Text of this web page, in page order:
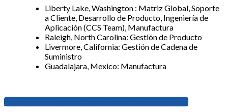
Liberty Lake, Washington : Matriz Global, Soporte
a Cliente, Desarrollo de Producto, Ingeniería de
Aplicación (CCS Team), Manufactura
Raleigh, North Carolina: Gestión de Producto
Livermore, California: Gestión de Cadena de
Suministro
Guadalajara, Mexico: Manufactura
Descargue nuestro catálogo de productos en español